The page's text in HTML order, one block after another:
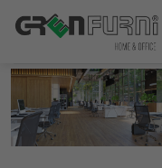
đến
dung